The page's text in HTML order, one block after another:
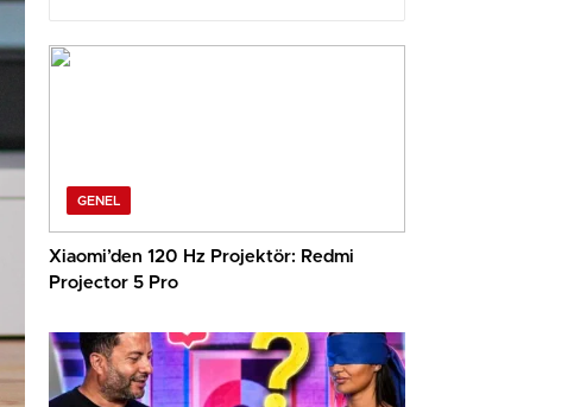
GENEL
Xiaomi’den 120 Hz Projektör: Redmi
Projector 5 Pro